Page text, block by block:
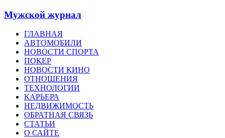
Мужской журнал
ГЛАВНАЯ
АВТОМОБИЛИ
НОВОСТИ СПОРТА
ПОКЕР
НОВОСТИ КИНО
ОТНОШЕНИЯ
ТЕХНОЛОГИИ
КАРЬЕРА
НЕДВИЖИМОСТЬ
ОБРАТНАЯ СВЯЗЬ
СТАТЬИ
О САЙТЕ